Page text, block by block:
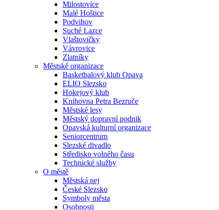
Milostovice
Malé Hoštice
Podvihov
Suché Lazce
Vlaštovičky
Vávrovice
Zlatníky
Městské organizace
Basketbalový klub Opava
ELIO Slezsko
Hokejový klub
Knihovna Petra Bezruče
Městské lesy
Městský dopravní podnik
Opavská kulturní organizace
Seniorcentrum
Slezské divadlo
Středisko volného času
Technické služby
O městě
Městská nej
České Slezsko
Symboly města
Osobnosti